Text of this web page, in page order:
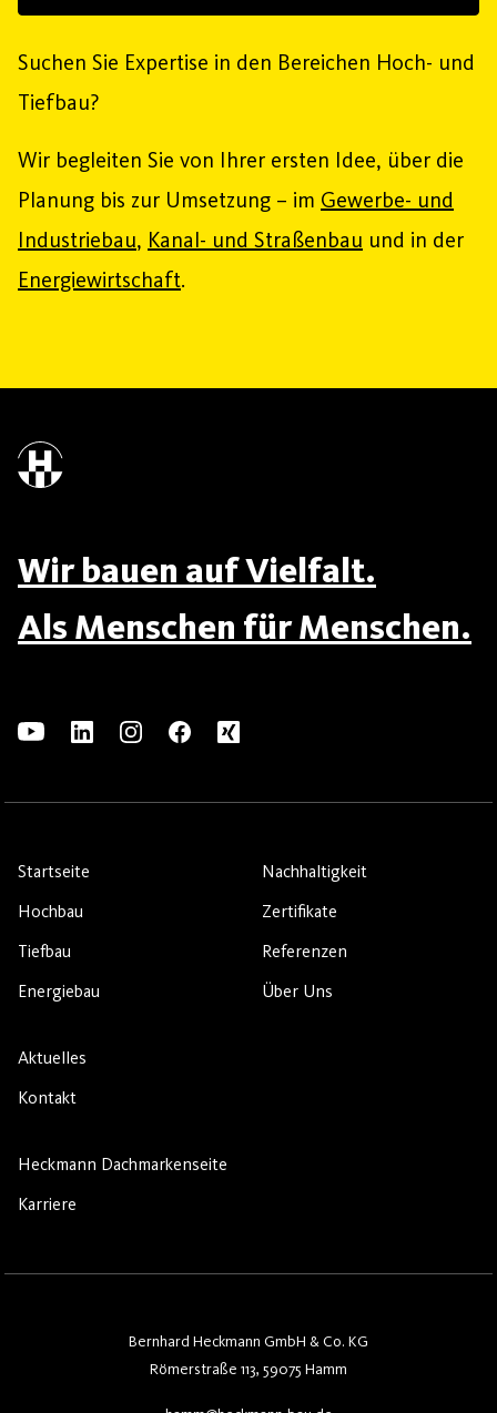
Suchen Sie Expertise in den Bereichen Hoch- und
Tiefbau?
Wir begleiten Sie von Ihrer ersten Idee, über die
Planung bis zur Umsetzung – im Gewerbe- und
Industriebau, Kanal- und Straßenbau und in der
Energiewirtschaft.
Wir bauen auf Vielfalt.
Als Menschen für Menschen.
Startseite
Hochbau
Tiefbau
Energiebau
Nachhaltigkeit
Zertifikate
Referenzen
Über Uns
Aktuelles
Kontakt
Heckmann Dachmarkenseite
Karriere
Bernhard Heckmann GmbH & Co. KG
Römerstraße 113, 59075 Hamm